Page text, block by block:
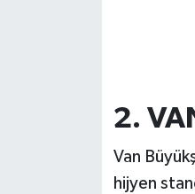
2.
Van
hijyen